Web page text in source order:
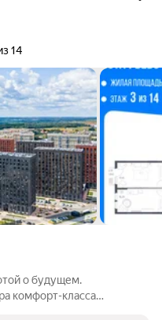
14
о будущем.
комфорт-класса